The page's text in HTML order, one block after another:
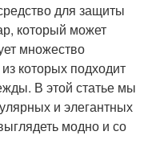
для защиты
который может
множество
которых подходит
В этой статье мы
и элегантных
модно и со